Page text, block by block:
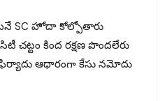
SC హోదా కోల్పోతారు
చట్టం కింద రక్షణ పొందలేరు
ఫిర్యాదు ఆధారంగా కేసు నమోదు